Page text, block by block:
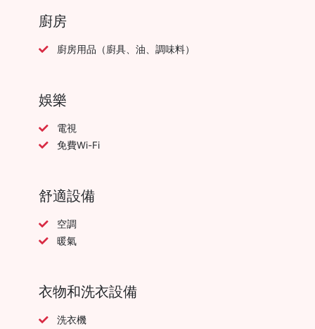
廚房
廚房用品（廚具、油、調味料）
娛樂
電視
免費Wi-Fi
舒適設備
空調
暖氣
衣物和洗衣設備
洗衣機